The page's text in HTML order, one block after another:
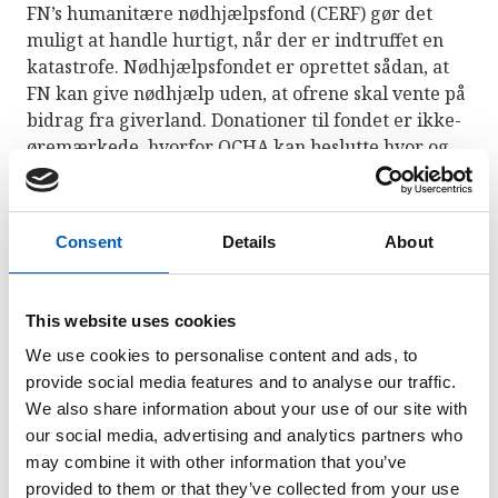
Consent Details About
This website uses cookies
We use cookies to personalise content and ads, to
provide social media features and to analyse our traffic.
We also share information about your use of our site with
our social media, advertising and analytics partners who
may combine it with other information that you’ve
provided to them or that they’ve collected from your use
FN’s humanitære nødhjælpsfond (CERF) gør det
muligt at handle hurtigt, når der er indtruffet en
katastrofe. Nødhjælpsfondet er oprettet sådan, at
FN kan give nødhjælp uden, at ofrene skal vente på
bidrag fra giverland. Donationer til fondet er ikke-
øremærkede, hvorfor OCHA kan beslutte hvor og
hvor meget, der skal bruges.
At sikre hurtig respons i de første dage af en
katastrofe.
At finansiere forebyggende tiltag i en krisesituation
(for eksempel vaccination sådan, at krisen ikke
forværres).